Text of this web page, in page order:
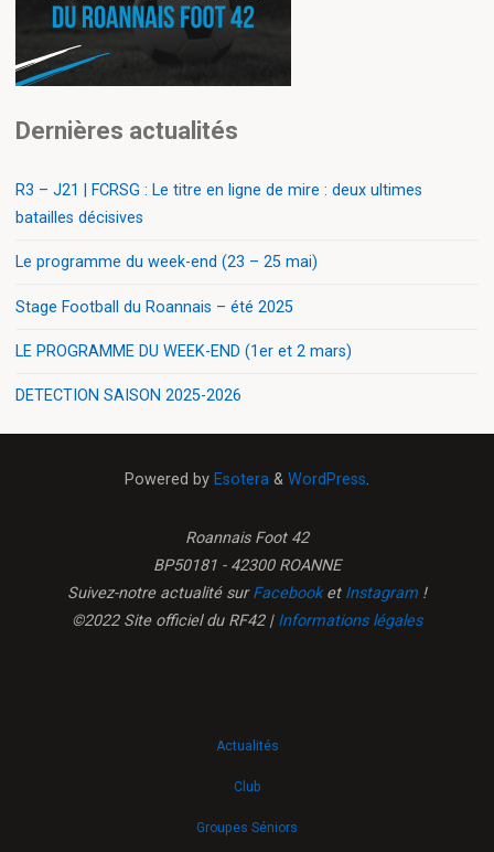
Dernières actualités
R3 – J21 | FCRSG : Le titre en ligne de mire : deux ultimes
batailles décisives
Le programme du week-end (23 – 25 mai)
Stage Football du Roannais – été 2025
LE PROGRAMME DU WEEK-END (1er et 2 mars)
DETECTION SAISON 2025-2026
Powered by Esotera & WordPress.
Roannais Foot 42
BP50181 - 42300 ROANNE
Suivez-notre actualité surFacebooket Instagram !
©2022 Site officiel du RF42 | Informations légales
Actualités
Club
Groupes Séniors